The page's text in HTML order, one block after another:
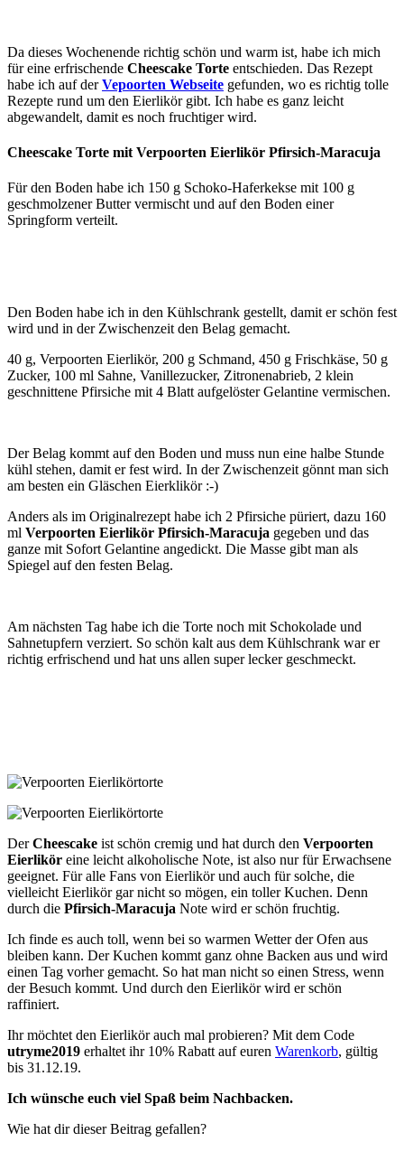
Da dieses Wochenende richtig schön und warm ist, habe ich mich
für eine erfrischende Cheescake Torte entschieden. Das Rezept
habe ich auf derVepoorten Webseite gefunden, wo es richtig tolle
Rezepte rund um den Eierlikör gibt. Ich habe es ganz leicht
abgewandelt, damit es noch fruchtiger wird.
Cheescake Torte mit Verpoorten Eierlikör Pfirsich-Maracuja
Für den Boden habe ich 150 g Schoko-Haferkekse mit 100 g
geschmolzener Butter vermischt und auf den Boden einer
Springform verteilt.
Den Boden habe ich in den Kühlschrank gestellt, damit er schön fest
wird und in der Zwischenzeit den Belag gemacht.
40 g, Verpoorten Eierlikör, 200 g Schmand, 450 g Frischkäse, 50 g
Zucker, 100 ml Sahne, Vanillezucker, Zitronenabrieb, 2 klein
geschnittene Pfirsiche mit 4 Blatt aufgelöster Gelantine vermischen.
Der Belag kommt auf den Boden und muss nun eine halbe Stunde
kühl stehen, damit er fest wird. In der Zwischenzeit gönnt man sich
am besten ein Gläschen Eierklikör :-)
Anders als im Originalrezept habe ich 2 Pfirsiche püriert, dazu 160
ml Verpoorten Eierlikör Pfirsich-Maracuja gegeben und das
ganze mit Sofort Gelantine angedickt. Die Masse gibt man als
Spiegel auf den festen Belag.
Am nächsten Tag habe ich die Torte noch mit Schokolade und
Sahnetupfern verziert. So schön kalt aus dem Kühlschrank war er
richtig erfrischend und hat uns allen super lecker geschmeckt.
DerCheescake ist schön cremig und hat durch den Verpoorten
Eierlikör eine leicht alkoholische Note, ist also nur für Erwachsene
geeignet. Für alle Fans von Eierlikör und auch für solche, die
vielleicht Eierlikör gar nicht so mögen, ein toller Kuchen. Denn
durch die Pfirsich-Maracuja Note wird er schön fruchtig.
Ich finde es auch toll, wenn bei so warmen Wetter der Ofen aus
bleiben kann. Der Kuchen kommt ganz ohne Backen aus und wird
einen Tag vorher gemacht. So hat man nicht so einen Stress, wenn
der Besuch kommt. Und durch den Eierlikör wird er schön
raffiniert.
Ihr möchtet den Eierlikör auch mal probieren? Mit dem Code
utryme2019 erhaltet ihr 10% Rabatt auf euren Warenkorb, gültig
bis 31.12.19.
Ich wünsche euch viel Spaß beim Nachbacken.
Wie hat dir dieser Beitrag gefallen?